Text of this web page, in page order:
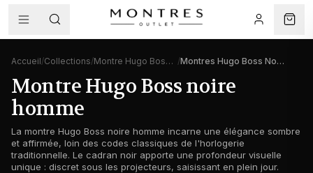
Accueil/Collections/ Montre Hugo Boss homme / Montres Hugo Boss Noires
Montre Hugo Boss noire
homme
La montre Hugo Boss noire homme incarne une élégance sombre
et affirmée, loin des codes classiques de l'horlogerie
traditionnelle. Le cadran noir apporte une profondeur visuelle
unique : discret sous les projecteurs, saisissant en plein jour.